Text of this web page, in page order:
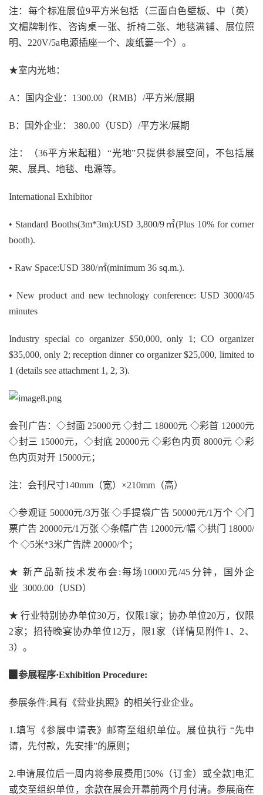
注：每个标准展位9平方米包括（三面白色壁板、中（英）
文楣牌制作、咨询桌一张、折椅二张、地毯满铺、展位照
明、220V/5a电源插座一个、废纸篓一个）。
★室内光地：
A：国内企业：1300.00（RMB）/平方米/展期
B：国外企业： 380.00（USD）/平方米/展期
注：（36平方米起租）“光地”只提供参展空间，不包括展
架、展具、地毯、电源等。
International Exhibitor
• Standard Booths(3m*3m):USD 3,800/9㎡(Plus 10% for corner
booth).
• Raw Space:USD 380/㎡(minimum 36 sq.m.).
• New product and new technology conference: USD 3000/45
minutes
Industry special co organizer $50,000, only 1; CO organizer
$35,000, only 2; reception dinner co organizer $25,000, limited to
1 (details see attachment 1, 2, 3).
会刊广告：◇封面 25000元 ◇封二 18000元 ◇彩首 12000元
◇封三 15000元，◇封底 20000元 ◇彩色内页 8000元 ◇彩
色内页对开 15000元；
注：会刊尺寸140mm（宽）×210mm（高）
◇参观证 50000元/3万张 ◇手提袋广告 50000元/1万个 ◇门
票广告 20000元/1万张 ◇条幅广告 12000元/幅 ◇拱门 18000/
个 ◇5米*3米广告牌 20000/个；
★ 新产品新技术发布会:每场10000元/45分钟，国外企
业 3000.00（USD）
★ 行业特别协办单位30万，仅限1家；协办单位20万，仅限
2家；招待晚宴协办单位12万，限1家（详情见附件1、2、
3）。
▉参展程序·Exhibition Procedure:
参展条件:具有《营业执照》的相关行业企业。
1.填写《参展申请表》邮寄至组织单位。展位执行 “先申
请，先付款，先安排”的原则；
2.申请展位后一周内将参展费用[50%（订金）或全款]电汇
或交至组织单位，余款在展会开幕前两个月付清。参展商在